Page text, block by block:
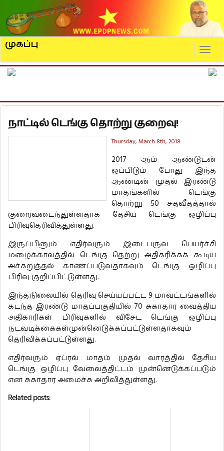
முகப்பு
நாட்டில் டெங்கு தொற்று குறைவு!
Thursday, March 8th, 2018
2017 ஆம் ஆண்டுடன்
ஒப்பிடும் போது இந்த
ஆண்டின் முதல் இரண்டு
மாதங்களில் டெங்கு
தொற்று 50 சதவீதத்தால்
குறைவடைந்துள்ளதாக தேசிய டெங்கு ஒழிப்பு
பிரிவுதெரிவித்துள்ளது.
இருப்பினும் எதிர்வரும் இடைபருவ பெயர்ச்சி
மழைக்காலத்தில் டெங்கு தெற்று அதிகரிக்கக் கூடிய
அச்சுறுத்தல் காணப்படுவதாகவும் டெங்கு ஒழிப்பு
பிரிவு குறிப்பிட்டுள்ளது.
இந்தநிலையில் தெரிவு செய்யப்பட்ட 9 மாவட்டங்களில்
கடந்த இரண்டு மாதப்பகுதியில் 70 சுகாதார வைத்திய
அதிகாரிகள் பிரிவுகளில் விசேட டெங்கு ஒழிப்பு
நடவடிக்கைகள்முன்னெடுக்கப்பட்டுள்ளதாகவும்
தெரிவிக்கப்பட்டுள்ளது.
எதிர்வரும் ஏப்ரல் மாதம் முதல் வாரத்தில் தேசிய
டெங்கு ஒழிப்பு வேலைத்திட்டம் முன்னெடுக்கப்படும்
என சுகாதார அமைச்சு அறிவித்துள்ளது.
Related posts: